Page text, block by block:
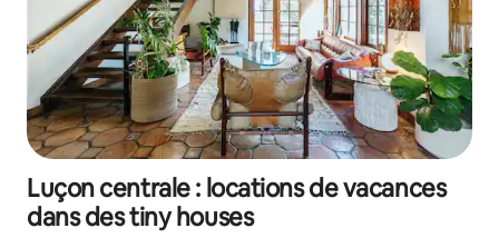
Luçon centrale : locations de vacances
dans des tiny houses